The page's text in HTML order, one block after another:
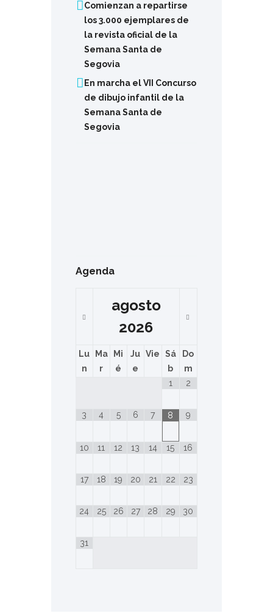
Comienzan a repartirse
los 3.000 ejemplares de
la revista oficial de la
Semana Santa de
Segovia
En marcha el VII Concurso
de dibujo infantil de la
Semana Santa de
Segovia
Agenda
agosto
2026
Lu
n
Ma
r
Mi
é
Ju
e
Vie
Sá
b
Do
m
1
2
3 4 5 6 7 8 9
10 11 12 13 14 15 16
17 18 19 20 21 22 23
24 25 26 27 28 29 30
31